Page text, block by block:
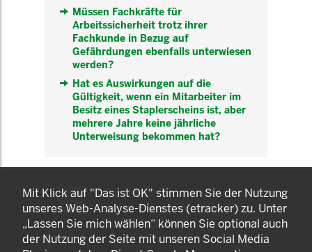
Müssen Fachkräfte für
Arbeitssicherheit trotz ihrer
Fachkunde in Bezug auf
Gefährdungen ebenfalls unterwiesen
werden?
Hat es Auswirkungen auf die
Gültigkeit, wenn ein Mitarbeiter im
Besitz eines Staplerscheins ist, aber
mehrere Jahre keine jährliche
Unterweisung bekommen hat?
KOMNET
GUT BERATEN. GESUND
ARBEITEN.
Mit Klick auf "Das ist OK" stimmen Sie der Nutzung
unseres Web-Analyse-Dienstes (etracker) zu. Unter
„Lassen Sie mich wählen“ können Sie optional auch
der Nutzung der Seite mit unseren Social Media